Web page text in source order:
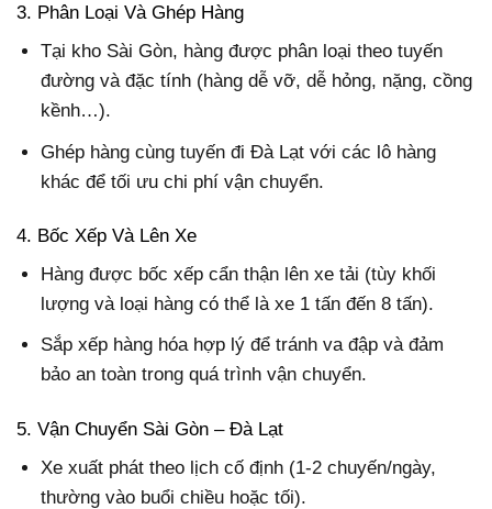
3. Phân Loại Và Ghép Hàng
Tại kho Sài Gòn, hàng được phân loại theo tuyến
đường và đặc tính (hàng dễ vỡ, dễ hỏng, nặng, cồng
kềnh…).
Ghép hàng cùng tuyến đi Đà Lạt với các lô hàng
khác để tối ưu chi phí vận chuyển.
4. Bốc Xếp Và Lên Xe
Hàng được bốc xếp cẩn thận lên xe tải (tùy khối
lượng và loại hàng có thể là xe 1 tấn đến 8 tấn).
Sắp xếp hàng hóa hợp lý để tránh va đập và đảm
bảo an toàn trong quá trình vận chuyển.
5. Vận Chuyển Sài Gòn – Đà Lạt
Xe xuất phát theo lịch cố định (1-2 chuyến/ngày,
thường vào buổi chiều hoặc tối).